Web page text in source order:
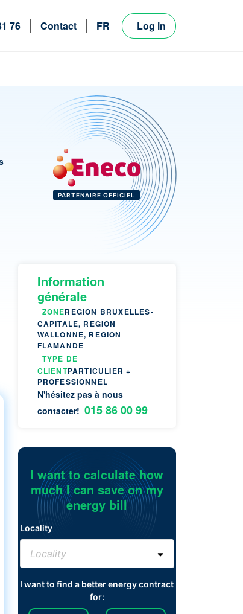
76 Contact
FR
Log in
PARTENAIRE OFFICIEL
Information
générale
ZONEREGION BRUXELLES-
CAPITALE, REGION
WALLONNE, REGION
FLAMANDE
TYPE DE
CLIENTPARTICULIER +
PROFESSIONNEL
N'hésitez pas à nous
contacter! 015 86 00 99
I want to calculate how
much I can save on my
energy bill
Locality
I want to find a better energy contract
for: